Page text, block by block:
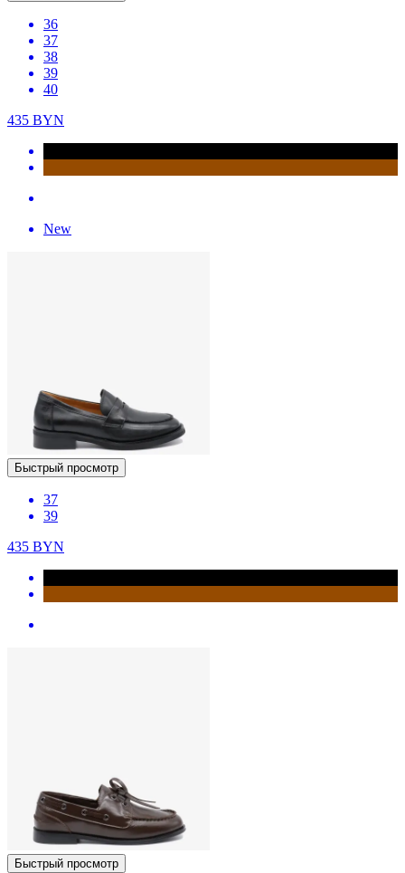
36
37
38
39
40
435 BYN
New
Быстрый просмотр
37
39
435 BYN
Быстрый просмотр